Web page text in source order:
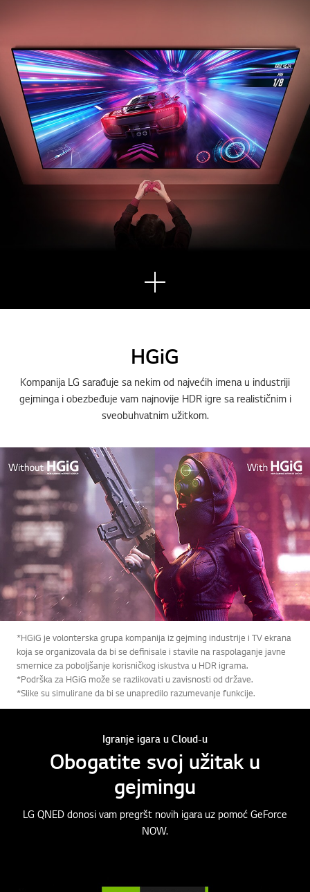
Pogl
edaj
te
HGiG
Kompanija LG sarađuje sa nekim od najvećih imena u industriji
gejminga i obezbeđuje vam najnovije HDR igre sa realističnim i
sveobuhvatnim užitkom.
*HGiG je volonterska grupa kompanija iz gejming industrije i TV ekrana
koja se organizovala da bi se definisale i stavile na raspolaganje javne
smernice za poboljšanje korisničkog iskustva u HDR igrama.
*Podrška za HGiG može se razlikovati u zavisnosti od države.
*Slike su simulirane da bi se unapredilo razumevanje funkcije.
Igranje igara u Cloud-u
Obogatite svoj užitak u
gejmingu
LG QNED donosi vam pregršt novih igara uz pomoć GeForce
NOW.